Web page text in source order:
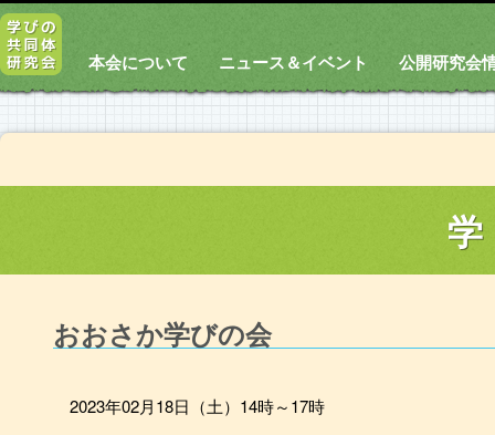
本会について ニュース＆イベント 公開研究会
おおさか学びの会
2023年02月18日（土）14時～17時